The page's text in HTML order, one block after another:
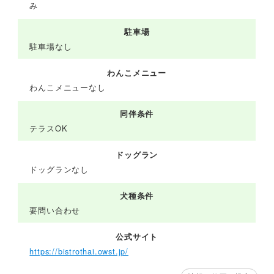
み
駐車場
駐車場なし
わんこメニュー
わんこメニューなし
同伴条件
テラスOK
ドッグラン
ドッグランなし
犬種条件
要問い合わせ
公式サイト
https://bistrothai.owst.jp/